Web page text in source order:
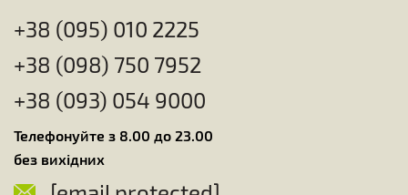
+38 (095) 010 2225
+38 (098) 750 7952
+38 (093) 054 9000
Телефонуйте з 8.00 до 23.00
без вихідних